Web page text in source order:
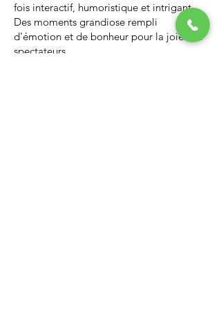
fois interactif, humoristique et intrigant.
Des moments grandiose rempli
d'émotion et de bonheur pour la joie des
spectateurs.